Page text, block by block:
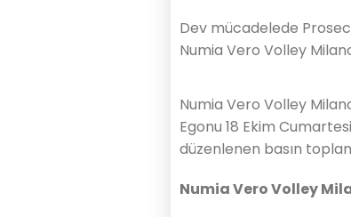
Dev mücadelede
Numia Vero Volley
Numia Vero Volley
Egonu 18 Ekim
düzenlenen basın
Numia Vero Volley